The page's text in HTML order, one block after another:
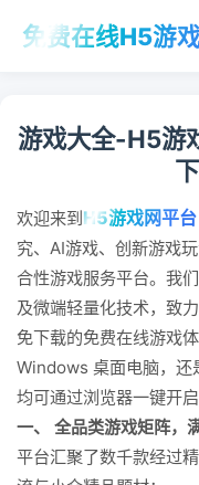
免费在线H5游
游戏大全-H5游
欢迎来到H5游戏网平台
究、AI游戏、创新游戏
合性游戏服务平台。我
及微端轻量化技术，致
免下载的免费在线游戏
Windows 桌面电脑，还
均可通过浏览器一键开
一、 全品类游戏矩阵，
平台汇聚了数千款经过